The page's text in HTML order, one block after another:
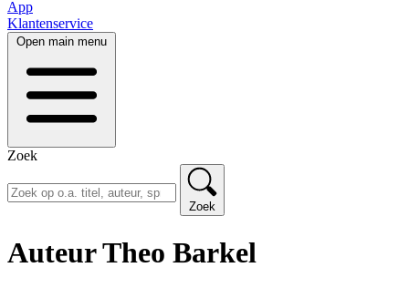
App
Klantenservice
Open main menu
Zoek
Zoek
Auteur Theo Barkel